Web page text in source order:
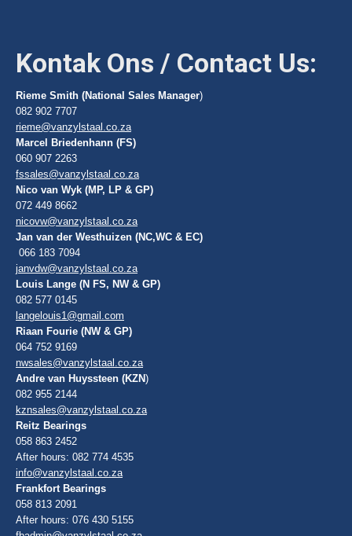
Kontak Ons / Contact Us:
Rieme Smith (National Sales Manager)
082 902 7707
rieme@vanzylstaal.co.za
Marcel Briedenhann (FS)
060 907 2263
fssales@vanzylstaal.co.za
Nico van Wyk (MP, LP & GP)
072 449 8662
nicovw@vanzylstaal.co.za
Jan van der Westhuizen (NC,WC & EC)
066 183 7094
janvdw@vanzylstaal.co.za
Louis Lange (N FS, NW & GP)
082 577 0145
langelouis1@gmail.com
Riaan Fourie (NW & GP)
064 752 9169
nwsales@vanzylstaal.co.za
Andre van Huyssteen (KZN)
082 955 2144
kznsales@vanzylstaal.co.za
Reitz Bearings
058 863 2452
After hours: 082 774 4535
info@vanzylstaal.co.za
Frankfort Bearings
058 813 2091
After hours: 076 430 5155